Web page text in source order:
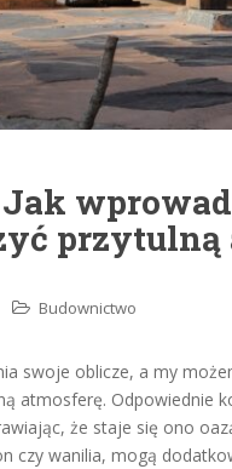
przytulną
Budownictwo
swoje oblicze, a my
atmosferę. Odpowiednie
że staje się ono
czy wanilia, mogą